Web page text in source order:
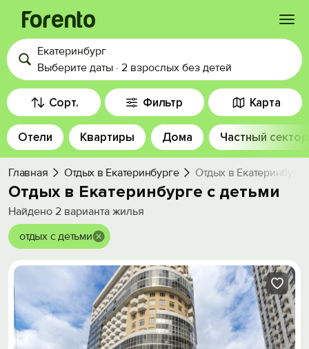
Войти
Избранное
История просмотра
Добавить свой объект
Екатеринбург
Выберите даты · 2 взрослых без детей
Сорт. Фильтр Карта
Отели Квартиры Дома Частный сектор
Главная Отдых в Екатеринбурге Отдых в
Отдых в Екатеринбурге с детьми
Найдено 2 варианта жилья
отдых с детьми